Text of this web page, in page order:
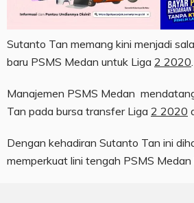
Sutanto Tan memang kini menjadi
baru PSMS Medan untuk Liga 2 2020.
Manajemen PSMS Medan
Tan pada bursa transfer Liga 2 2020
Dengan kehadiran Sutanto Tan ini
memperkuat lini tengah PSMS